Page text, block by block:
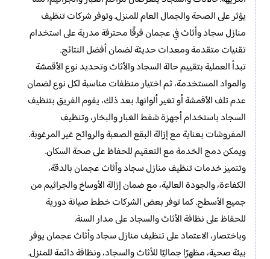
يؤثر على الصحة والجمال العام للمنزل. وتوفر شركات تنظيف
منازل سجاد وأثاث في عجمان فرقًا محترفة مدربة على استخدام
تقنيات متقدمة ومعدات حديثة لضمان أفضل النتائج.
تبدأ العملية بتقييم حالة السجاد والأثاث وتحديد نوع الأقمشة
والمواد المستخدمة، ثم اختيار منظفات مناسبة لكل نوع لضمان
عدم تلف الأقمشة أو تغير ألوانها. بعد ذلك، يقوم الفريق بتنظيف
السجاد باستخدام أجهزة شفط الغبار والبخار، وتنظيف
المفروشات بعناية مع إزالة البقع الصعبة والروائح غير المرغوبة.
ويمكن دمج الخدمة مع التعقيم للحفاظ على صحة السكان.
وتتميز خدمات تنظيف منازل سجاد وأثاث عجمان بالدقة،
الكفاءة، والجودة العالية، مع ضمان إزالة الأوساخ والجراثيم من
جميع الأسطح. كما توفر بعض الشركات خطط صيانة دورية
للحفاظ على نظافة الأثاث والسجاد على مدار السنة.
وباختصار، الاعتماد على تنظيف منازل سجاد وأثاث عجمان يوفر
بيئة صحية، مظهرًا جماليًا للأثاث والسجاد، ونظافة دائمة للمنزل.